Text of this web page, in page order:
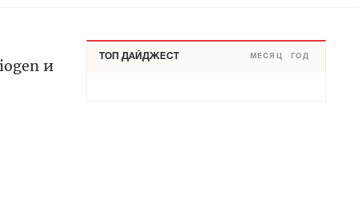
и
ТОП ДАЙДЖЕСТ МЕСЯЦ ГОД